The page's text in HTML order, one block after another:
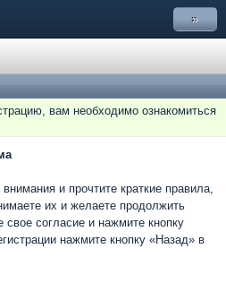
»
вам необходимо ознакомиться
и прочтите краткие правила,
их и желаете продолжить
свое согласие и нажмите кнопку
нажмите кнопку «Назад» в